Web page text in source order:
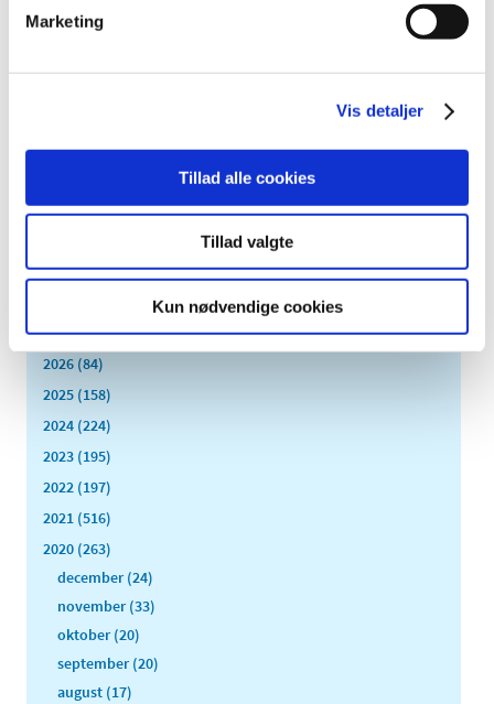
Marketing
Vis detaljer
Tillad alle cookies
Tillad valgte
Kun nødvendige cookies
|6. januar 2020
november 2020.
december 2020.
TID
2026 (84)
2025 (158)
2024 (224)
2023 (195)
2022 (197)
2021 (516)
2020 (263)
december (24)
november (33)
oktober (20)
september (20)
august (17)